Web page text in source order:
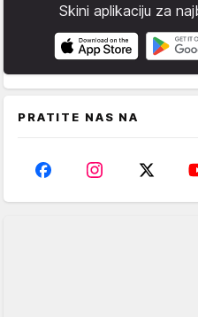
Skini aplikaciju za
PRATITE NAS NA